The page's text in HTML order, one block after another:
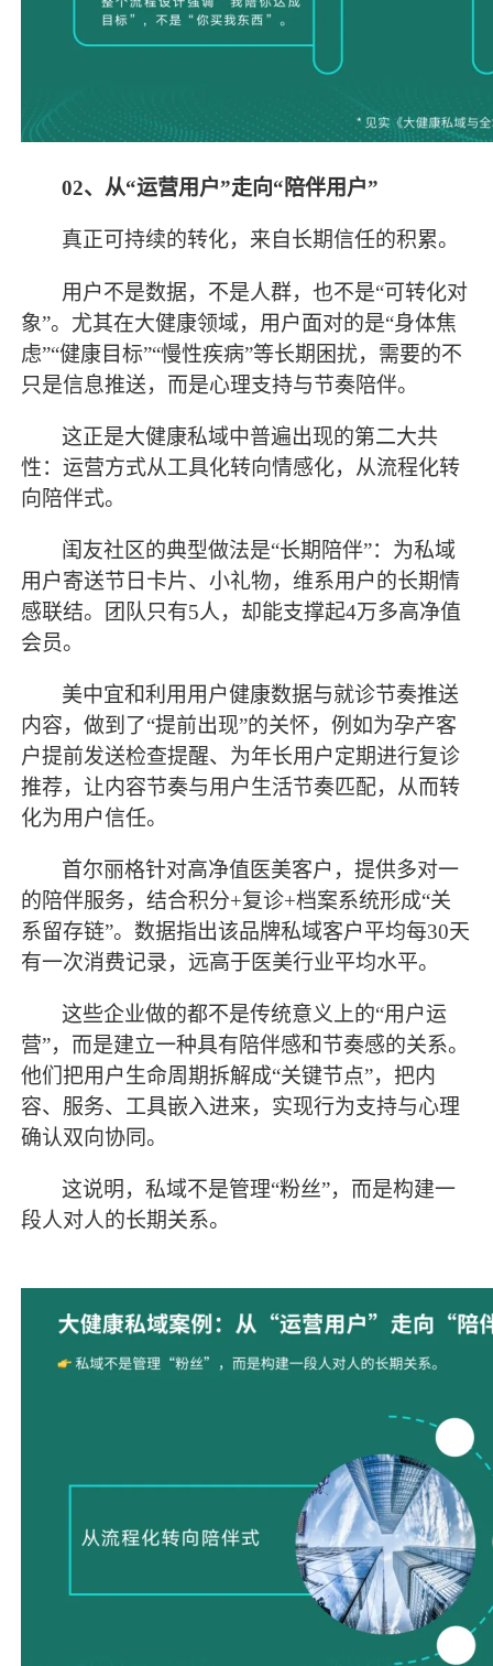
02、从“运营用户”走向“陪伴用户”
真正可持续的转化，来自长期信任的积累。
用户不是数据，不是人群，也不是“可转化对
象”。尤其在大健康领域，用户面对的是“身体焦
虑”“健康目标”“慢性疾病”等长期困扰，需要的不
只是信息推送，而是心理支持与节奏陪伴。
这正是大健康私域中普遍出现的第二大共
性：运营方式从工具化转向情感化，从流程化转
向陪伴式。
闺友社区的典型做法是“长期陪伴”：为私域
用户寄送节日卡片、小礼物，维系用户的长期情
感联结。团队只有5人，却能支撑起4万多高净值
会员。
美中宜和利用用户健康数据与就诊节奏推送
内容，做到了“提前出现”的关怀，例如为孕产客
户提前发送检查提醒、为年长用户定期进行复诊
推荐，让内容节奏与用户生活节奏匹配，从而转
化为用户信任。
首尔丽格针对高净值医美客户，提供多对一
的陪伴服务，结合积分+复诊+档案系统形成“关
系留存链”。数据指出该品牌私域客户平均每30天
有一次消费记录，远高于医美行业平均水平。
这些企业做的都不是传统意义上的“用户运
营”，而是建立一种具有陪伴感和节奏感的关系。
他们把用户生命周期拆解成“关键节点”，把内
容、服务、工具嵌入进来，实现行为支持与心理
确认双向协同。
这说明，私域不是管理“粉丝”，而是构建一
段人对人的长期关系。